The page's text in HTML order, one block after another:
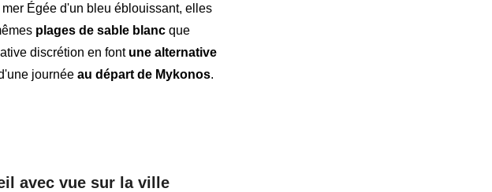
mer Égée d'un bleu éblouissant, elles
plages de sable blanc que
discrétion en font une alternative
journée au départ de Mykonos.
avec vue sur la ville